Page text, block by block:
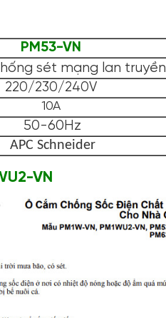
PM53-VN
sét mạng lan truyền
220/230/240V
10A
50-60Hz
APC Schneider
VN